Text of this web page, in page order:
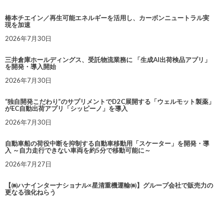
椿本チエイン／再生可能エネルギーを活用し、カーボンニュートラル実
現を加速
2026年7月30日
三井倉庫ホールディングス、受託物流業務に 「生成AI出荷検品アプリ」
を開発・導入開始
2026年7月30日
“独自開発こだわり”のサプリメントでD2C展開する「ウェルモット製薬」
がEC自動出荷アプリ「シッピーノ」を導入
2026年7月30日
自動車船の荷役中断を抑制する自動車移動用「スケーター」を開発・導
入 ～自力走行できない車両を約5分で移動可能に～
2026年7月27日
【㈱ハナインターナショナル×星清重機運輸㈱】グループ会社で販売力の
更なる強化ねらう